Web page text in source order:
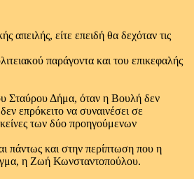
είτε επειδή θα δεχόταν τις
παράγοντα και του επικεφαλής
Σταύρου Δήμα, όταν η Βουλή δεν
επρόκειτο να συναινέσει σε
των δύο προηγούμενων
πάντως και στην περίπτωση που η
η Ζωή Κωνσταντοπούλου.